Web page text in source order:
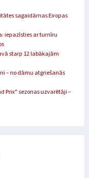
sagaidāmas Eiropas
iepazīsties ar turnīru
starp 12 labākajām
– no dāmu atgriešanās
Prix” sezonas uzvarētāji –